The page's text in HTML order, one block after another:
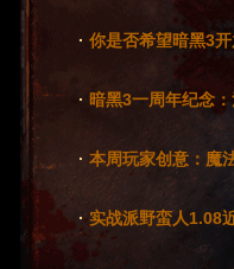
· 你是否希望暗黑3
· 暗黑3一周年纪念
· 本周玩家创意：魔
·实战派野蛮人1.08